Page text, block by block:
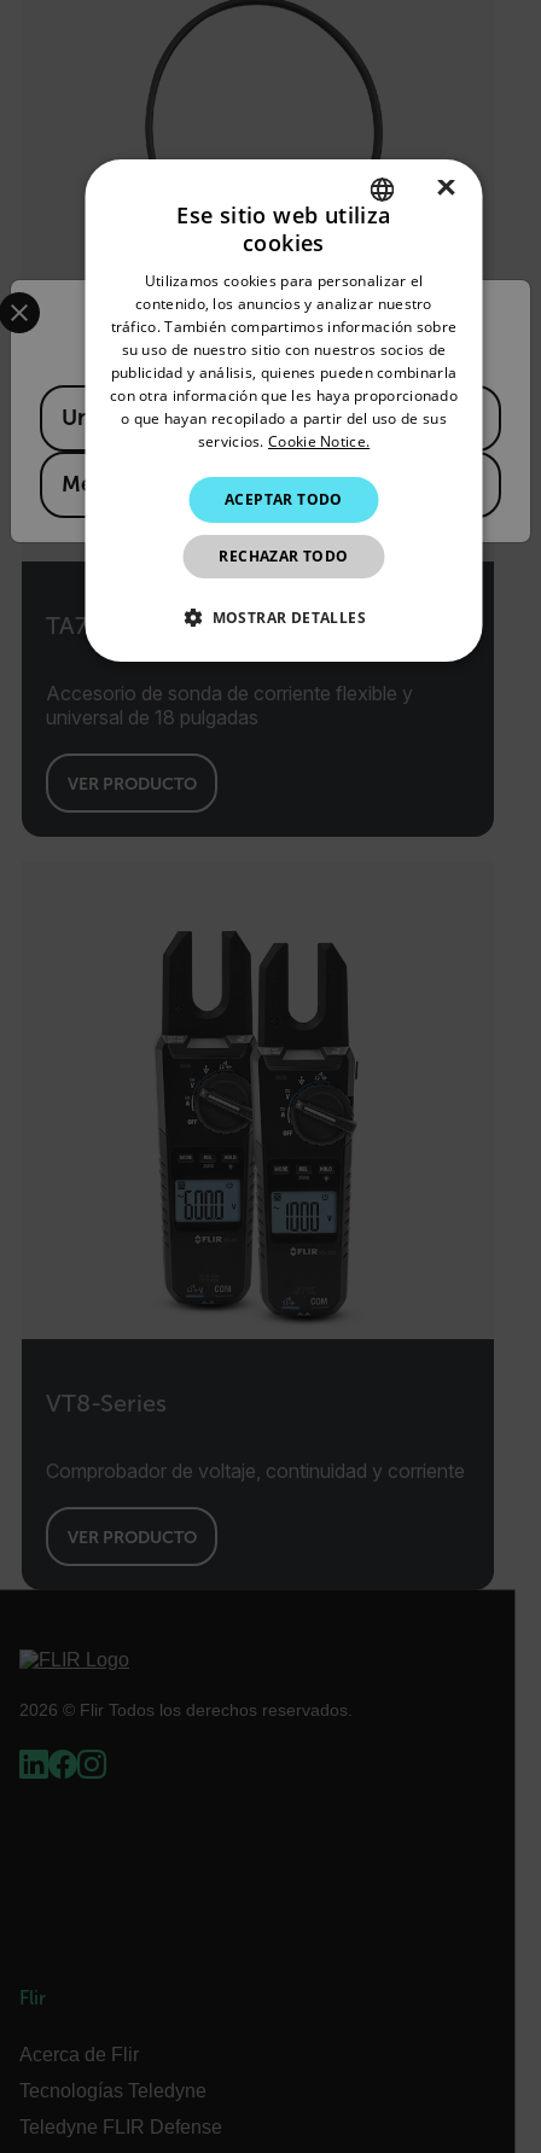
TA74
Accesorio de sonda de corriente flexible y
universal de 18 pulgadas
VER PRODUCTO
VT8-Series
Comprobador de voltaje, continuidad y corriente
VER PRODUCTO
2026 © Flir Todos los derechos reservados.
Flir
Acerca de Flir
Tecnologías Teledyne
Teledyne FLIR Defense
Confirm Location
Select your preferred country and language from the
Available Locations
United States
Mexico
FRENCH
SPANISH
PORTUGUESE
KOREAN
JAPANESE
CHINESE
×
Ese sitio web utiliza
cookies
Utilizamos cookies para personalizar el
contenido, los anuncios y analizar nuestro
tráfico. También compartimos información sobre
su uso de nuestro sitio con nuestros socios de
publicidad y análisis, quienes pueden combinarla
con otra información que les haya proporcionado
o que hayan recopilado a partir del uso de sus
servicios. Cookie Notice.
ACEPTAR TODO
RECHAZAR TODO
MOSTRAR DETALLES
COOKIES ESTRICTAMENTE
NECESARIAS
COOKIES DE RENDIMIENTO
COOKIES DE PREFERENCIAS
COOKIES DE FUNCIONALIDAD
Cookies estrictamente necesarias
Cookies de preferencias
Cookies de funcionalidad
Las cookies estrictamente necesarias permiten la
funcionalidad principal del sitio web, como el inicio
de sesión de usuario y la gestión de cuentas. El sitio
web no se puede utilizar correctamente sin las
cookies estrictamente necesarias.
Nombre
cart_products_skus
CS_FPC
Language